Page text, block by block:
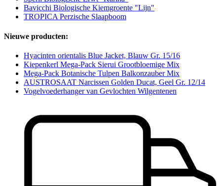
Bavicchi Biologische Kiemgroente "Lijn"
TROPICA Perzische Slaapboom
Nieuwe producten:
Hyacinten orientalis Blue Jacket, Blauw Gr. 15/16
Kiepenkerl Mega-Pack Sierui Grootbloemige Mix
Mega-Pack Botanische Tulpen Balkonzauber Mix
AUSTROSAAT Narcissen Golden Ducat, Geel Gr. 12/14
Vogelvoederhanger van Gevlochten Wilgentenen